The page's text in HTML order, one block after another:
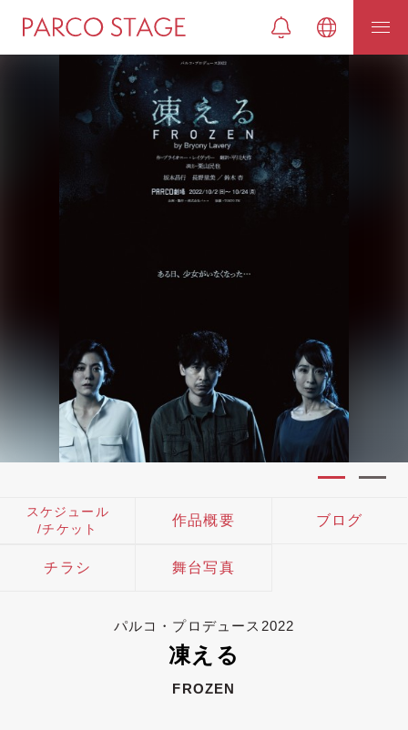
スケジュール
/チケット
作品概要 ブログ
チラシ 舞台写真
パルコ・プロデュース2022
凍える
FROZEN